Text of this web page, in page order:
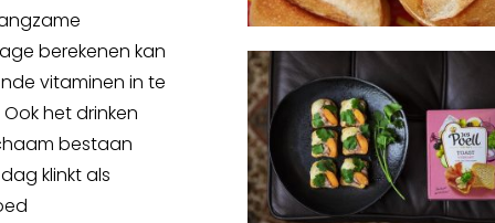
berekenen kan
vitaminen in te
het drinken
bestaan
klinkt als